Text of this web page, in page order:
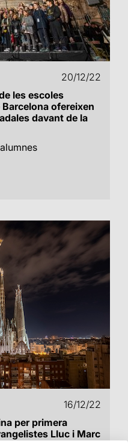
20/12/22
les escoles
ofereixen
davant de la
16/12/22
per primera
Lluc i Marc